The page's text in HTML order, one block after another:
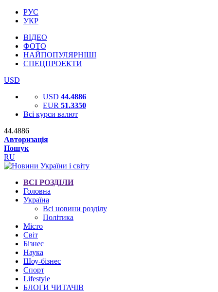
РУС
УКР
ВІДЕО
ФОТО
НАЙПОПУЛЯРНІШІ
СПЕЦПРОЕКТИ
USD
USD 44.4886
EUR 51.3350
Всі курси валют
44.4886
Авторизація
Пошук
RU
ВСІ РОЗДІЛИ
Головна
Україна
Всі новини розділу
Політика
Місто
Світ
Бізнес
Наука
Шоу-бізнес
Спорт
Lifestyle
БЛОГИ ЧИТАЧІВ